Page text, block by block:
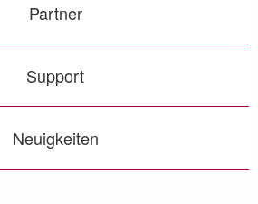
Partner
Support
Neuigkeiten